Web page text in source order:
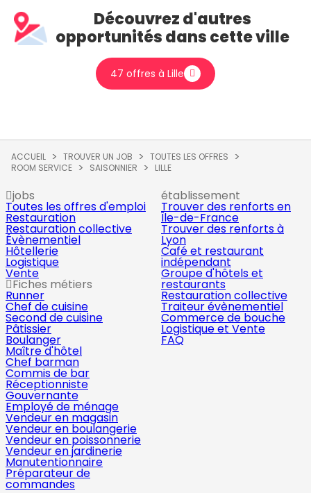
Découvrez d'autres
opportunités dans cette ville
47 offres à Lille
ACCUEIL TROUVER UN JOB
TOUTES LES OFFRES
ROOM SERVICE
SAISONNIER LILLE
jobs
Toutes les offres d'emploi
Restauration
Restauration collective
Évènementiel
Hôtellerie
Logistique
Vente
Fiches métiers
Runner
Chef de cuisine
Second de cuisine
Pâtissier
Boulanger
Maître d'hôtel
Chef barman
Commis de bar
Réceptionniste
Gouvernante
Employé de ménage
Vendeur en magasin
Vendeur en boulangerie
Vendeur en poissonnerie
Vendeur en jardinerie
Manutentionnaire
Préparateur de
commandes
établissement
Trouver des renforts en
Île-de-France
Trouver des renforts à
Lyon
Café et restaurant
indépendant
Groupe d'hôtels et
restaurants
Restauration collective
Traiteur évènementiel
Commerce de bouche
Logistique et Vente
FAQ